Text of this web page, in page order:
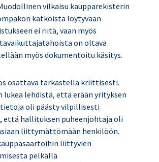
vilkaisu kaupparekisterin
kätköistä löytyvään
ei riitä, vaan myös
on oltava
myös dokumentoitu käsitys.
osattava tarkastella kriittisesti.
lukea lehdistä, että erään yrityksen
oli päästy vilpillisesti
että hallituksen puheenjohtaja oli
liittymättömään henkilöön.
liittyvien
pelkällä